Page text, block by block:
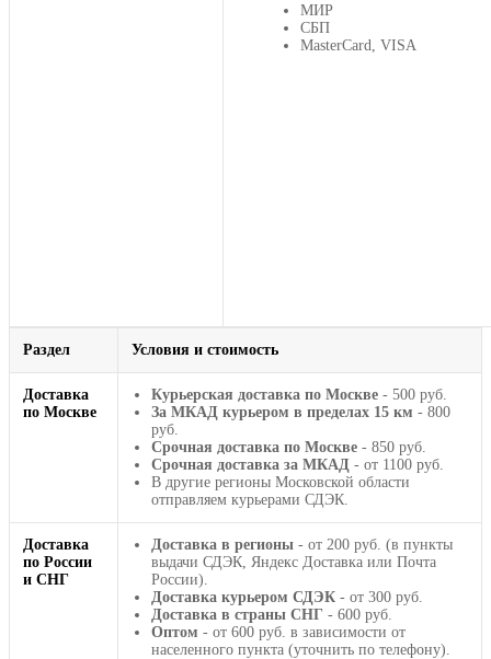
МИР
СБП
MasterCard, VISA
Раздел Условия и стоимость
Доставка
по Москве
Курьерская доставка по Москве - 500 руб.
За МКАД курьером в пределах 15 км - 800
руб.
Срочная доставка по Москве - 850 руб.
Срочная доставка за МКАД - от 1100 руб.
В другие регионы Московской области
отправляем курьерами СДЭК.
Доставка
по России
и СНГ
Доставка в регионы - от 200 руб. (в пункты
выдачи СДЭК, Яндекс Доставка или Почта
России).
Доставка курьером СДЭК - от 300 руб.
Доставка в страны СНГ - 600 руб.
Оптом - от 600 руб. в зависимости от
населенного пункта (уточнить по телефону).